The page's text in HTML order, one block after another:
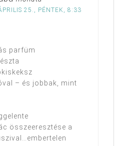
25., PÉNTEK, 8:33
parfüm
– és jobbak, mint
összeeresztése a